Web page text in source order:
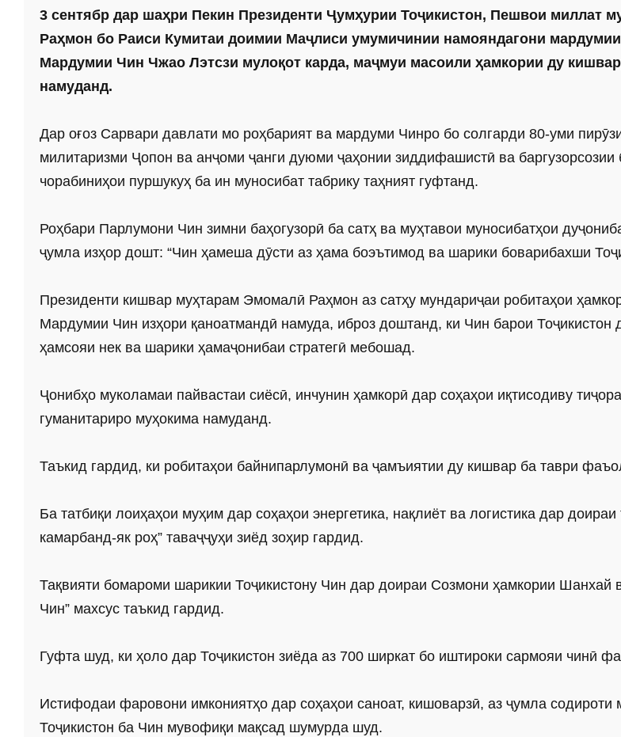
3 сентябр дар шаҳри Пекин Президенти Ҷумҳурии Тоҷикистон, Пешвои миллат
Раҳмон бо Раиси Кумитаи доимии Маҷлиси умумичинии намояндагони
Мардумии Чин Чжао Лэтсзи мулоқот карда, маҷмуи масоили ҳамкории ду
намуданд.
Дар оғоз Сарвари давлати мо роҳбарият ва мардуми Чинро бо солгарди 80-уми
милитаризми Ҷопон ва анҷоми ҷанги дуюми ҷаҳонии зиддифашистӣ ва
чорабиниҳои пуршукуҳ ба ин муносибат табрику таҳният гуфтанд.
Роҳбари Парлумони Чин зимни баҳогузорӣ ба сатҳ ва муҳтавои муносибатҳои
ҷумла изҳор дошт: “Чин ҳамеша дӯсти аз ҳама боэътимод ва шарики боварибахши
Президенти кишвар муҳтарам Эмомалӣ Раҳмон аз сатҳу мундариҷаи робитаҳои
Мардумии Чин изҳори қаноатмандӣ намуда, иброз доштанд, ки Чин барои Тоҷикистон
ҳамсояи нек ва шарики ҳамаҷонибаи стратегӣ мебошад.
Ҷонибҳо муколамаи пайвастаи сиёсӣ, инчунин ҳамкорӣ дар соҳаҳои иқтисодиву
гуманитариро муҳокима намуданд.
Таъкид гардид, ки робитаҳои байнипарлумонӣ ва ҷамъиятии ду кишвар ба таври
Ба татбиқи лоиҳаҳои муҳим дар соҳаҳои энергетика, нақлиёт ва логистика дар
камарбанд-як роҳ” таваҷҷуҳи зиёд зоҳир гардид.
Тақвияти бомароми шарикии Тоҷикистону Чин дар доираи Созмони ҳамкории Шанхай
Чин” махсус таъкид гардид.
Гуфта шуд, ки ҳоло дар Тоҷикистон зиёда аз 700 ширкат бо иштироки сармояи чинӣ
Истифодаи фаровони имкониятҳо дар соҳаҳои саноат, кишоварзӣ, аз ҷумла содироти
Тоҷикистон ба Чин мувофиқи мақсад шумурда шуд.